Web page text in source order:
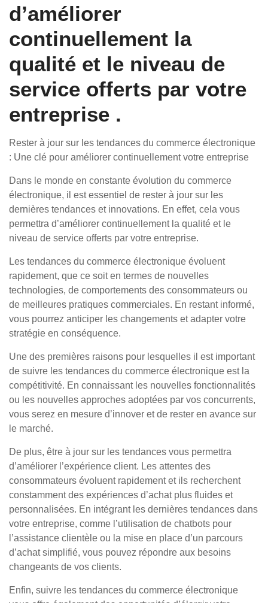
d’améliorer
continuellement la
qualité et le niveau de
service offerts par votre
entreprise .
Rester à jour sur les tendances du commerce électronique
: Une clé pour améliorer continuellement votre entreprise
Dans le monde en constante évolution du commerce
électronique, il est essentiel de rester à jour sur les
dernières tendances et innovations. En effet, cela vous
permettra d’améliorer continuellement la qualité et le
niveau de service offerts par votre entreprise.
Les tendances du commerce électronique évoluent
rapidement, que ce soit en termes de nouvelles
technologies, de comportements des consommateurs ou
de meilleures pratiques commerciales. En restant informé,
vous pourrez anticiper les changements et adapter votre
stratégie en conséquence.
Une des premières raisons pour lesquelles il est important
de suivre les tendances du commerce électronique est la
compétitivité. En connaissant les nouvelles fonctionnalités
ou les nouvelles approches adoptées par vos concurrents,
vous serez en mesure d’innover et de rester en avance sur
le marché.
De plus, être à jour sur les tendances vous permettra
d’améliorer l’expérience client. Les attentes des
consommateurs évoluent rapidement et ils recherchent
constamment des expériences d’achat plus fluides et
personnalisées. En intégrant les dernières tendances dans
votre entreprise, comme l’utilisation de chatbots pour
l’assistance clientèle ou la mise en place d’un parcours
d’achat simplifié, vous pouvez répondre aux besoins
changeants de vos clients.
Enfin, suivre les tendances du commerce électronique